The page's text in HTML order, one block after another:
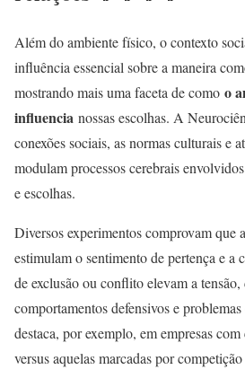
Além do ambiente físico, o contexto
influência essencial sobre a maneira
mostrando mais uma faceta de como o
influencia nossas escolhas. A
conexões sociais, as normas culturais e
modulam processos cerebrais
e escolhas.
Diversos experimentos comprovam que
estimulam o sentimento de pertença e a
de exclusão ou conflito elevam a tensão,
comportamentos defensivos e
destaca, por exemplo, em empresas
versus aquelas marcadas por competição